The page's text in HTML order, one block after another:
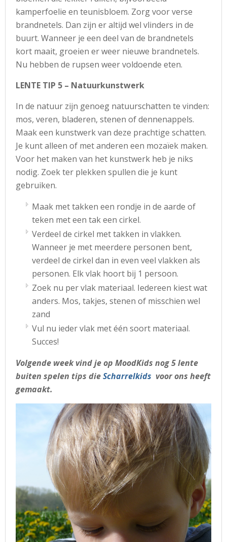
kamperfoelie en teunisbloem. Zorg voor verse
brandnetels. Dan zijn er altijd wel vlinders in de
buurt. Wanneer je een deel van de brandnetels
kort maait, groeien er weer nieuwe brandnetels.
Nu hebben de rupsen weer voldoende eten.
LENTE TIP 5 – Natuurkunstwerk
In de natuur zijn genoeg natuurschatten te vinden:
mos, veren, bladeren, stenen of dennenappels.
Maak een kunstwerk van deze prachtige schatten.
Je kunt alleen of met anderen een mozaïek maken.
Voor het maken van het kunstwerk heb je niks
nodig. Zoek ter plekken spullen die je kunt
gebruiken.
Maak met takken een rondje in de aarde of
teken met een tak een cirkel.
Verdeel de cirkel met takken in vlakken.
Wanneer je met meerdere personen bent,
verdeel de cirkel dan in even veel vlakken als
personen. Elk vlak hoort bij 1 persoon.
Zoek nu per vlak materiaal. Iedereen kiest wat
anders. Mos, takjes, stenen of misschien wel
zand
Vul nu ieder vlak met één soort materiaal.
Succes!
Volgende week vind je op MoodKids nog 5 lente
buiten spelen tips dieScharrelkids voor ons heeft
gemaakt.